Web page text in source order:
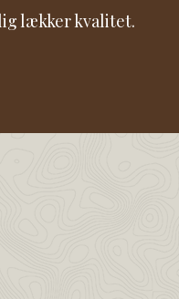
lækker kvalitet.